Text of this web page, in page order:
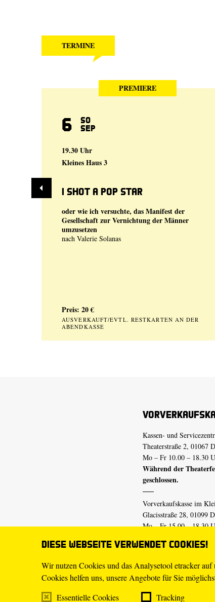
Diese Webseite verwendet Cookies!
Wir nutzen Cookies und das Analysetool etracker
Cookies helfen uns, unsere Angebote für Sie
Essentielle Cookies
Tracking
TERMINE
PREMIERE
6 So
Sep
19.30 Uhr
Kleines Haus 3
I shot a Pop Star
oder wie ich versuchte, das Manifest der
Gesellschaft zur Vernichtung der Männer
umzusetzen
nach Valerie Solanas
Preis: 20 €
AUSVERKAUFT/EVTL. RESTKARTEN AN DER
ABENDKASSE
Kassen- und
Theaterstraße 2, 01067
Mo – Fr 10.00 – 18.30
Während der
geschlossen.
Vorverkaufskasse im
Glacisstraße 28, 01099
Mo – Fr 15.00 – 18.30
geschlossen.
E-Mail
Telefon 0351.49 13-555